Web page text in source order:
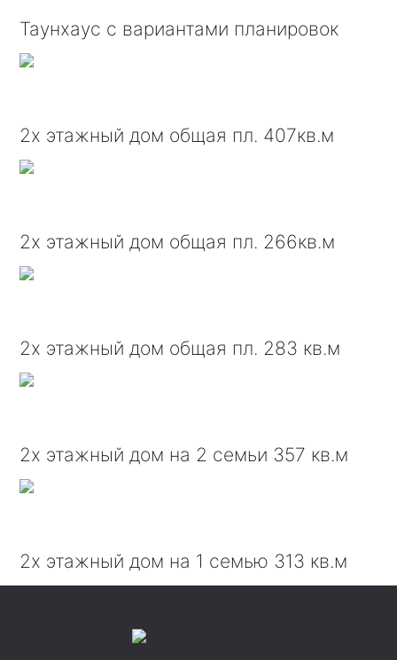
Таунхаус с вариантами планировок
2х этажный дом общая пл. 407кв.м
2х этажный дом общая пл. 266кв.м
2х этажный дом общая пл. 283 кв.м
2х этажный дом на 2 семьи 357 кв.м
2х этажный дом на 1 семью 313 кв.м